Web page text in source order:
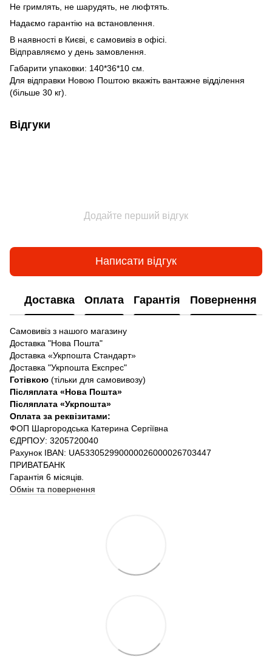
Не гримлять, не шарудять, не люфтять.
Надаємо гарантію на встановлення.
В наявності в Києві, є самовивіз в офісі.
Відправляємо у день замовлення.
Габарити упаковки: 140*36*10 см.
Для відправки Новою Поштою вкажіть вантажне відділення
(більше 30 кг).
Відгуки
Додайте перший відгук
Написати відгук
Доставка Оплата Гарантія Повернення
Самовивіз з нашого магазину
Доставка "Нова Пошта"
Доставка «Укрпошта Стандарт»
Доставка "Укрпошта Експрес"
Готівкою (тільки для самовивозу)
Післяплата «Нова Пошта»
Післяплата «Укрпошта»
Оплата за реквізитами:
ФОП Шаргородська Катерина Сергіївна
ЄДРПОУ: 3205720040
Рахунок IBAN: UA533052990000026000026703447
ПРИВАТБАНК
Гарантія 6 місяців.
Обмін та повернення